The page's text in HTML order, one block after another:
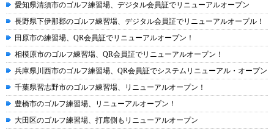
愛知県清須市のゴルフ練習場、デジタル会員証でリニューアルオープン
長野県下伊那郡のゴルフ練習場、デジタル会員証でリニューアルオープル！
田原市の練習場、QR会員証でリニューアルオープン！
相模原市のゴルフ練習場、QR会員証でリニューアルオープン！
兵庫県川西市のゴルフ練習場、QR会員証でシステムリニューアル・オープン
千葉県習志野市のゴルフ練習場、リニューアルオープン！
豊橋市のゴルフ練習場、リニューアルオープン！
大田区のゴルフ練習場、打席側もリニューアルオープン